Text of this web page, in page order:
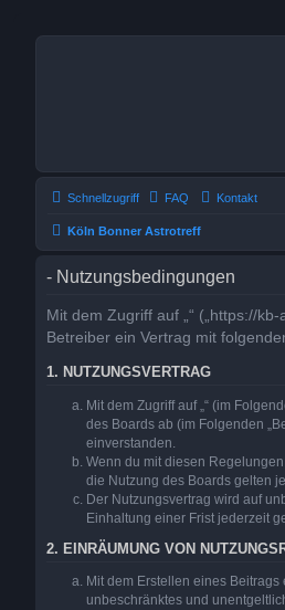
Schnellzugriff FAQ Kontakt
Köln Bonner Astrotreff
- Nutzungsbedingungen
Mit dem Zugriff auf „“ („https://
Betreiber ein Vertrag mit
1. NUTZUNGSVERTRAG
Mit dem Zugriff auf „“ (im
des Boards ab (im Folgenden
einverstanden.
Wenn du mit diesen
die Nutzung des Boards gelten
Der Nutzungsvertrag wird auf
Einhaltung einer Frist jederzeit
2. EINRÄUMUNG VON
Mit dem Erstellen eines
unbeschränktes und